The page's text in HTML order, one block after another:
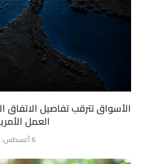
الأسواق تترقب تفاصيل الاتفاق
العمل
6 أغسطس، 2026